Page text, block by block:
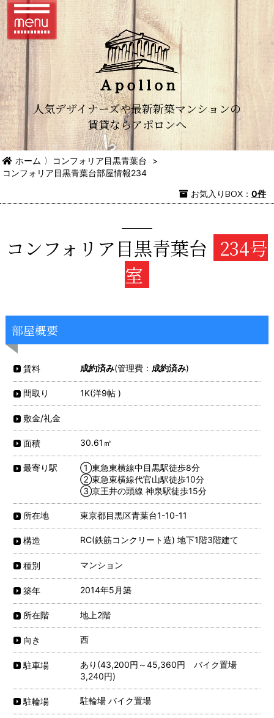
人気デザイナーズや最新新築マンションの
賃貸ならアポロンへ
ホーム 〉 コンフォリア目黒青葉台
>
コンフォリア目黒青葉台部屋情報234
お気入りBOX： 0件
コンフォリア目黒青葉台 234号
室
部屋概要
賃料 成約済み(管理費： 成約済み)
間取り 1K(洋9帖 )
敷金/礼金
面積 30.61㎡
最寄り駅
①東急東横線中目黒駅徒歩8分
②東急東横線代官山駅徒歩10分
③京王井の頭線 神泉駅徒歩15分
所在地 東京都目黒区青葉台1-10-11
構造 RC(鉄筋コンクリート造) 地下1階3階建て
種別 マンション
築年 2014年5月築
所在階 地上2階
向き 西
駐車場
あり(43,200円～45,360円 バイク置場
3,240円)
駐輪場 駐輪場 バイク置場